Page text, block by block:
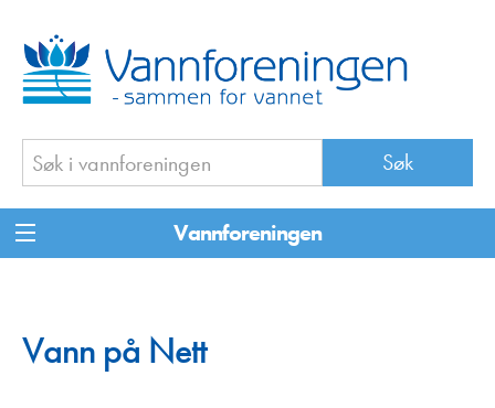
Vannforeningen
Vann på Nett